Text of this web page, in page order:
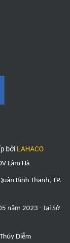
bởi LAHACO
Lâm Hà
Bình Thạnh, TP.
năm 2023 - tại Sở
Thúy Diễm